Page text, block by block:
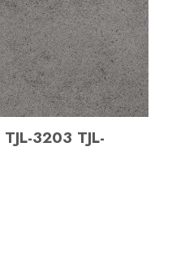
TJL-3203 TJL-